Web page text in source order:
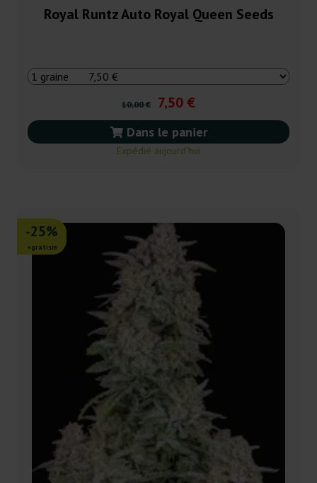
Royal Runtz Auto Royal Queen Seeds
10,00 € 7,50 €
Dans le panier
Expédié aujourd’hui
-25%
+gratisie